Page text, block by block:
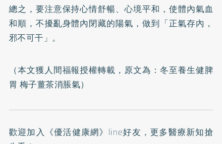
總之，要注意保持心情舒暢、心境平和，使體內氣血
和順，不擾亂身體內閉藏的陽氣，做到「正氣存內，
邪不可干」。
（本文獲人間福報授權轉載，原文為： 冬至養生健脾
胃 梅子薑茶消脹氣）
歡迎加入 《優活健康網》line好友 ，更多醫療新知搶